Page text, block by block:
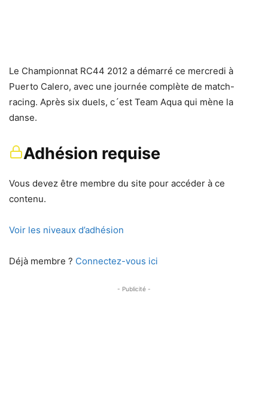
Le Championnat RC44 2012 a démarré ce mercredi à
Puerto Calero, avec une journée complète de match-
racing. Après six duels, c´est Team Aqua qui mène la
danse.
Adhésion requise
Vous devez être membre du site pour accéder à ce
contenu.
Voir les niveaux d’adhésion
Déjà membre ? Connectez-vous ici
- Publicité -